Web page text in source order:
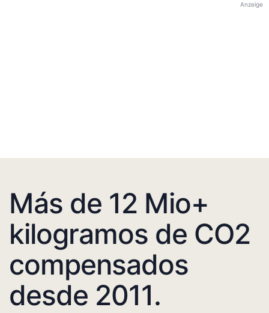
Anzeige
Más de 12 Mio+
kilogramos de CO2
compensados
desde 2011.